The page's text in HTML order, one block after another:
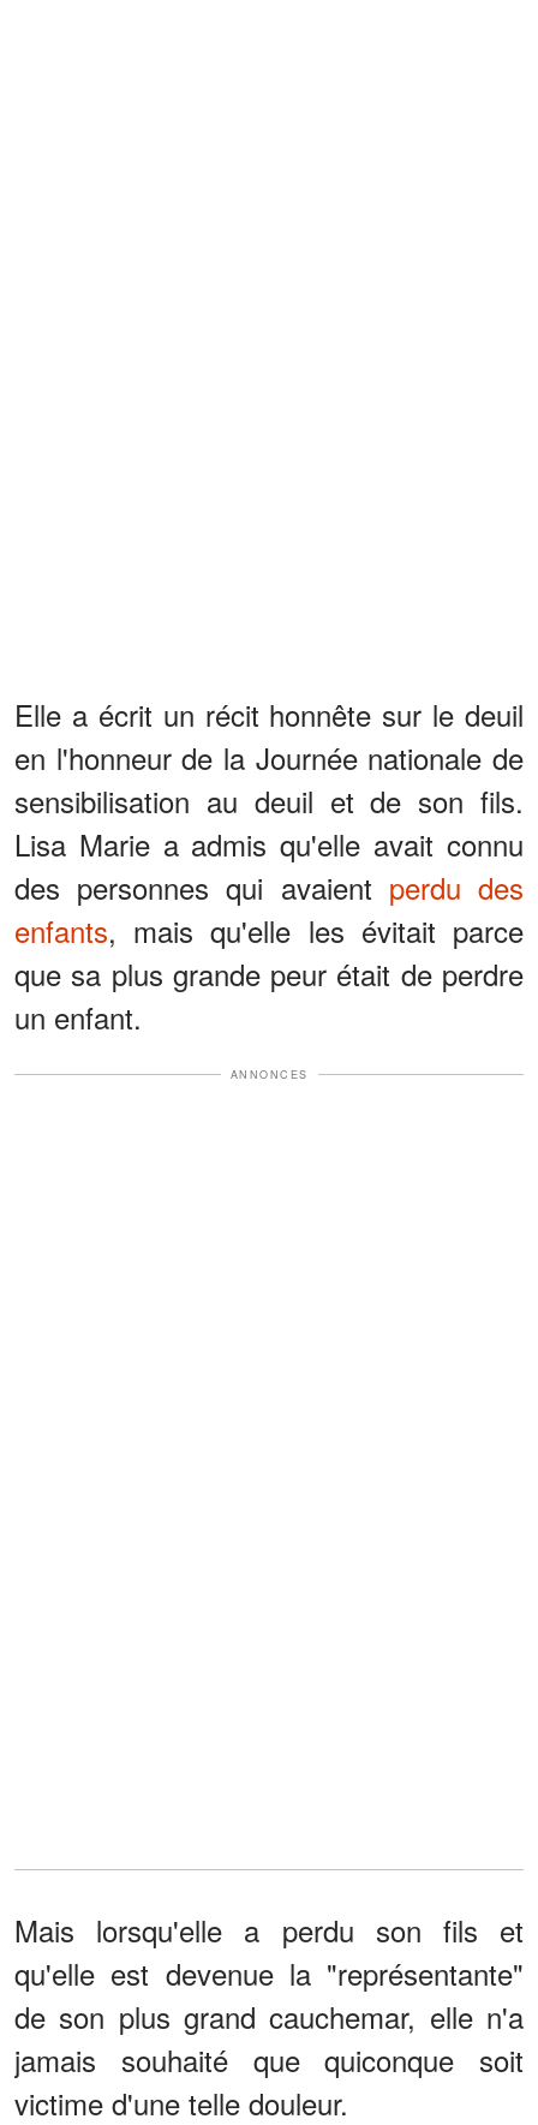
Elle a écrit un récit honnête sur le deuil
en l'honneur de la Journée nationale de
sensibilisation au deuil et de son fils.
Lisa Marie a admis qu'elle avait connu
des personnes qui avaient perdu des
enfants, mais qu'elle les évitait parce
que sa plus grande peur était de perdre
un enfant.
ANNONCES
Mais lorsqu'elle a perdu son fils et
qu'elle est devenue la "représentante"
de son plus grand cauchemar, elle n'a
jamais souhaité que quiconque soit
victime d'une telle douleur.